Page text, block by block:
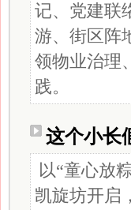
记、党建联
游、街区阵
领物业治理
践。
这个小长
以“童心放
凯旋坊开启